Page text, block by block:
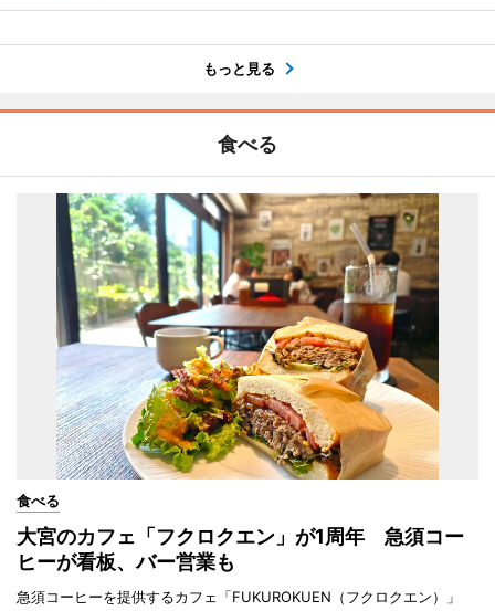
もっと見る
食べる
食べる
大宮のカフェ「フクロクエン」が1周年 急須コー
ヒーが看板、バー営業も
急須コーヒーを提供するカフェ「FUKUROKUEN（フクロクエン）」